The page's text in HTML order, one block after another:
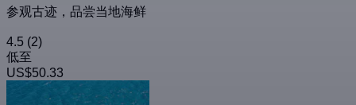
参观古迹，品尝当地海鲜
4.5 (2)
低至
US$50.33